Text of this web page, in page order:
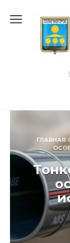
содержанию
ГЛАВНАЯ